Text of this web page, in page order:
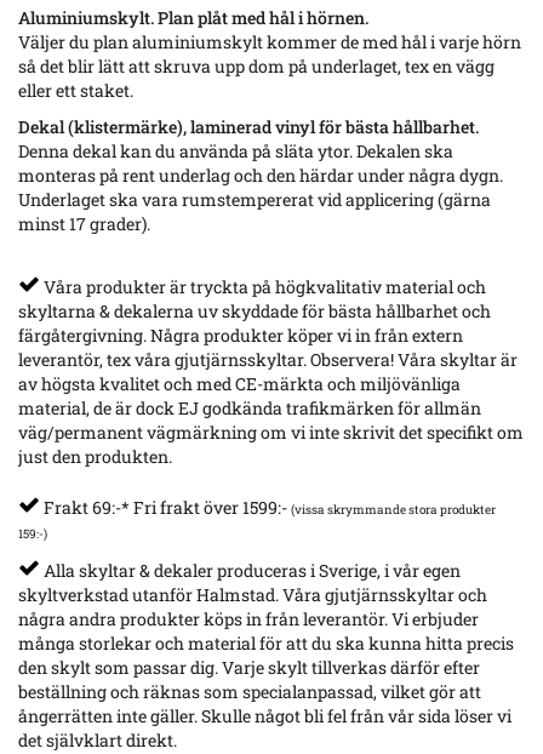
Aluminiumskylt. Plan plåt med hål i hörnen.
Väljer du plan aluminiumskylt kommer de med hål i varje hörn
så det blir lätt att skruva upp dom på underlaget, tex en vägg
eller ett staket.
Dekal (klistermärke), laminerad vinyl för bästa hållbarhet.
Denna dekal kan du använda på släta ytor. Dekalen ska
monteras på rent underlag och den härdar under några dygn.
Underlaget ska vara rumstempererat vid applicering (gärna
minst 17 grader).
Våra produkter är tryckta på högkvalitativ material och
skyltarna & dekalerna uv skyddade för bästa hållbarhet och
färgåtergivning. Några produkter köper vi in från extern
leverantör, tex våra gjutjärnsskyltar. Observera! Våra skyltar är
av högsta kvalitet och med CE-märkta och miljövänliga
material, de är dock EJ godkända trafikmärken för allmän
väg/permanent vägmärkning om vi inte skrivit det specifikt om
just den produkten.
Frakt 69:-* Fri frakt över 1599:- (vissa skrymmande stora produkter
159:-)
Alla skyltar & dekaler produceras i Sverige, i vår egen
skyltverkstad utanför Halmstad. Våra gjutjärnsskyltar och
några andra produkter köps in från leverantör. Vi erbjuder
många storlekar och material för att du ska kunna hitta precis
den skylt som passar dig. Varje skylt tillverkas därför efter
beställning och räknas som specialanpassad, vilket gör att
ångerrätten inte gäller. Skulle något bli fel från vår sida löser vi
det självklart direkt.